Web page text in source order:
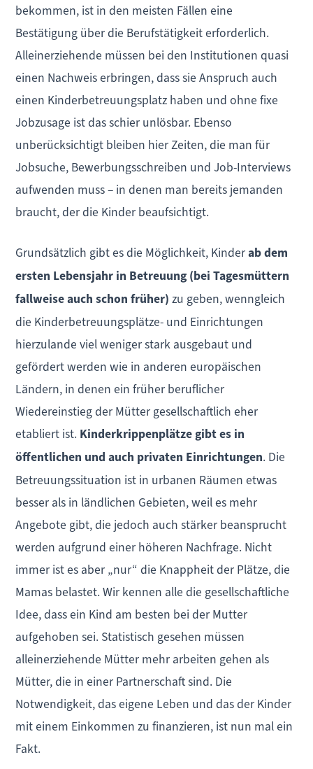
bekommen, ist in den meisten Fällen eine
Bestätigung über die Berufstätigkeit erforderlich.
Alleinerziehende müssen bei den Institutionen quasi
einen Nachweis erbringen, dass sie Anspruch auch
einen Kinderbetreuungsplatz haben und ohne fixe
Jobzusage ist das schier unlösbar. Ebenso
unberücksichtigt bleiben hier Zeiten, die man für
Jobsuche, Bewerbungsschreiben und Job-Interviews
aufwenden muss – in denen man bereits jemanden
braucht, der die Kinder beaufsichtigt.
Grundsätzlich gibt es die Möglichkeit, Kinderab dem
ersten Lebensjahr in Betreuung (bei Tagesmüttern
fallweise auch schon früher) zu geben, wenngleich
die Kinderbetreuungsplätze- und Einrichtungen
hierzulande viel weniger stark ausgebaut und
gefördert werden wie in anderen europäischen
Ländern, in denen ein früher beruflicher
Wiedereinstieg der Mütter gesellschaftlich eher
etabliert ist. Kinderkrippenplätze gibt es in
öffentlichen und auch privaten Einrichtungen. Die
Betreuungssituation ist in urbanen Räumen etwas
besser als in ländlichen Gebieten, weil es mehr
Angebote gibt, die jedoch auch stärker beansprucht
werden aufgrund einer höheren Nachfrage. Nicht
immer ist es aber „nur“ die Knappheit der Plätze, die
Mamas belastet. Wir kennen alle die gesellschaftliche
Idee, dass ein Kind am besten bei der Mutter
aufgehoben sei. Statistisch gesehen müssen
alleinerziehende Mütter mehr arbeiten gehen als
Mütter, die in einer Partnerschaft sind. Die
Notwendigkeit, das eigene Leben und das der Kinder
mit einem Einkommen zu finanzieren, ist nun mal ein
Fakt.